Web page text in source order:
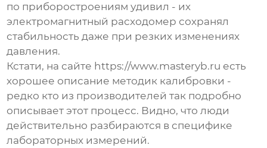
по приборостроениям удивил - их
электромагнитный расходомер сохранял
стабильность даже при резких изменениях
давления.
Кстати, на сайте https://www.masteryb.ru есть
хорошее описание методик калибровки -
редко кто из производителей так подробно
описывает этот процесс. Видно, что люди
действительно разбираются в специфике
лабораторных измерений.